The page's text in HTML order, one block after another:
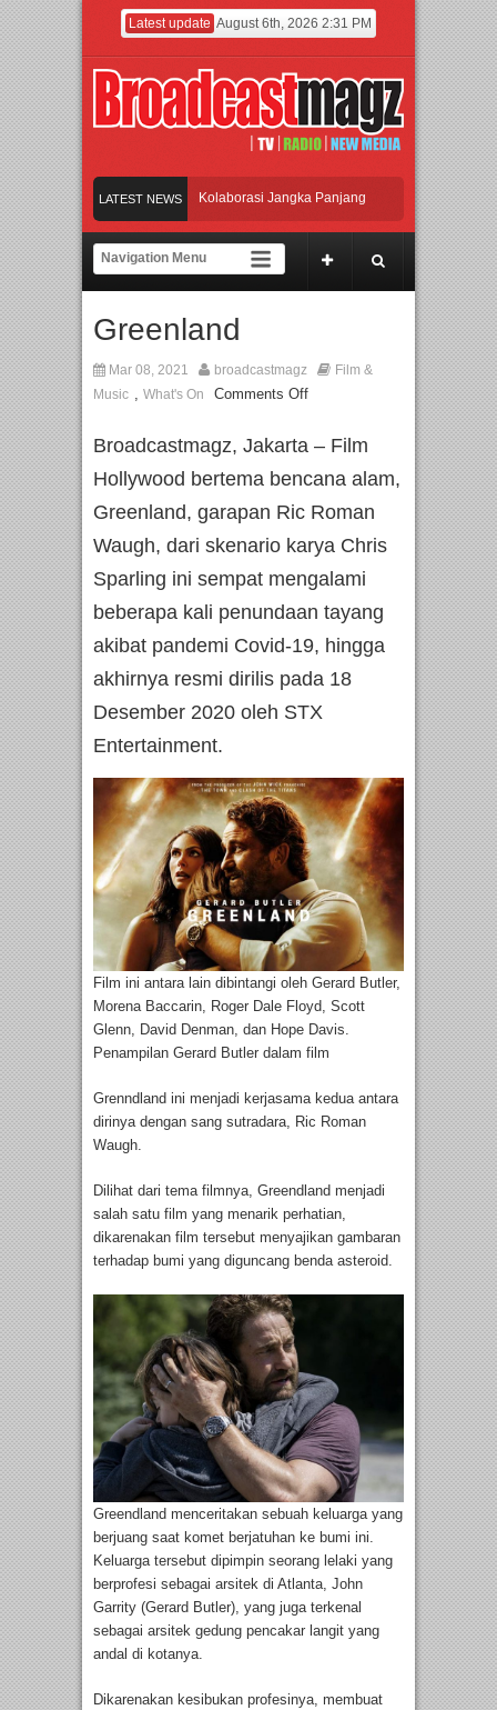
Latest update August 6th, 2026 2:31 PM
LATEST NEWS
dari Kampanye ke Kolaborasi Jangka Panjang
Took di Ubud, Bali
Afan Hadirkan Hipdut Modern “Jangan Ungkit-Ungkit”
Greenland
Mar 08, 2021 broadcastmagz
Film &
Music , What's On Comments Off
Broadcastmagz, Jakarta – Film
Hollywood bertema bencana alam,
Greenland, garapan Ric Roman
Waugh, dari skenario karya Chris
Sparling ini sempat mengalami
beberapa kali penundaan tayang
akibat pandemi Covid-19, hingga
akhirnya resmi dirilis pada 18
Desember 2020 oleh STX
Entertainment.
Film ini antara lain dibintangi oleh Gerard Butler,
Morena Baccarin, Roger Dale Floyd, Scott
Glenn, David Denman, dan Hope Davis.
Penampilan Gerard Butler dalam film
Grenndland ini menjadi kerjasama kedua antara
dirinya dengan sang sutradara, Ric Roman
Waugh.
Dilihat dari tema filmnya, Greendland menjadi
salah satu film yang menarik perhatian,
dikarenakan film tersebut menyajikan gambaran
terhadap bumi yang diguncang benda asteroid.
Greendland menceritakan sebuah keluarga yang
berjuang saat komet berjatuhan ke bumi ini.
Keluarga tersebut dipimpin seorang lelaki yang
berprofesi sebagai arsitek di Atlanta, John
Garrity (Gerard Butler), yang juga terkenal
sebagai arsitek gedung pencakar langit yang
andal di kotanya.
Dikarenakan kesibukan profesinya, membuat